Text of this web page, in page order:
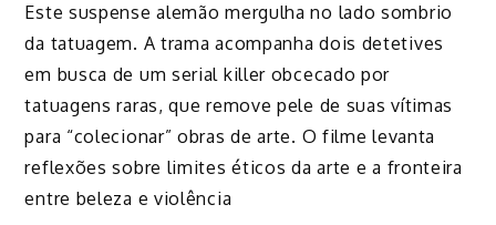
Este suspense alemão mergulha no lado sombrio
da tatuagem. A trama acompanha dois detetives
em busca de um serial killer obcecado por
tatuagens raras, que remove pele de suas vítimas
para “colecionar” obras de arte. O filme levanta
reflexões sobre limites éticos da arte e a fronteira
entre beleza e violência